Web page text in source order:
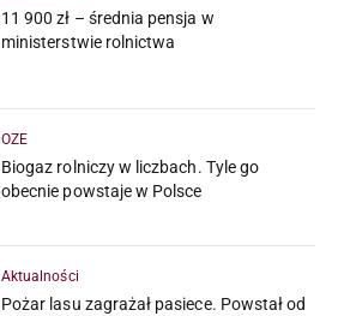
11 900 zł – średnia pensja w
ministerstwie rolnictwa
OZE
Biogaz rolniczy w liczbach. Tyle go
obecnie powstaje w Polsce
Aktualności
Pożar lasu zagrażał pasiece. Powstał od